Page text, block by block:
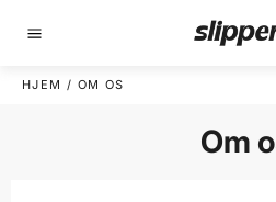
HJEM / OM OS
Om